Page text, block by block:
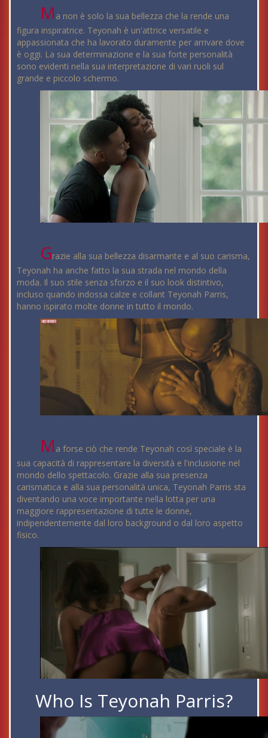
M a non è solo la sua bellezza che la rende una
figura inspiratrice. Teyonah è un'attrice versatile e
appassionata che ha lavorato duramente per arrivare dove
è oggi. La sua determinazione e la sua forte personalità
sono evidenti nella sua interpretazione di vari ruoli sul
grande e piccolo schermo.
Grazie alla sua bellezza disarmante e al suo carisma,
Teyonah ha anche fatto la sua strada nel mondo della
moda. Il suo stile senza sforzo e il suo look distintivo,
incluso quando indossa calze e collant Teyonah Parris,
hanno ispirato molte donne in tutto il mondo.
M a forse ciò che rende Teyonah così speciale è la
sua capacità di rappresentare la diversità e l'inclusione nel
mondo dello spettacolo. Grazie alla sua presenza
carismatica e alla sua personalità unica, Teyonah Parris sta
diventando una voce importante nella lotta per una
maggiore rappresentazione di tutte le donne,
indipendentemente dal loro background o dal loro aspetto
fisico.
Who Is Teyonah Parris?